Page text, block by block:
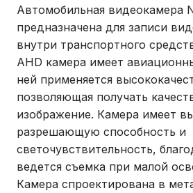
Автомобильная видеокамера
предназначена для записи
внутри транспортного
AHD камера имеет
ней применяется
позволяющая получать
изображение. Камера имеет
разрешающую способность и
светочувствительность,
ведется съемка при малой
Камера спроектирована в